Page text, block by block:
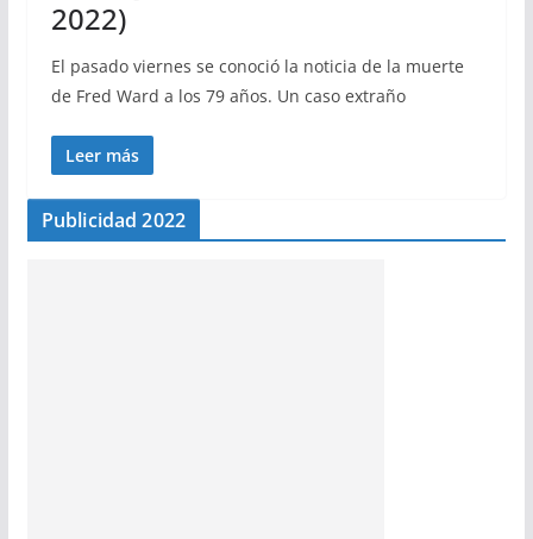
2022)
El pasado viernes se conoció la noticia de la muerte
de Fred Ward a los 79 años. Un caso extraño
Leer más
Publicidad 2022